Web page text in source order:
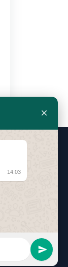
×
14:03